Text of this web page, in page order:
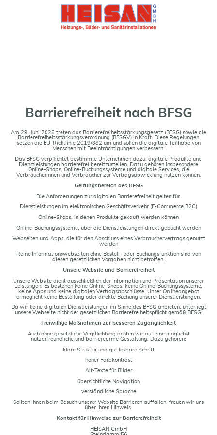
Barrierefreiheit nach BFSG
Am 29. Juni 2025 treten das Barrierefreiheitsstärkungsgesetz (BFSG) sowie die
Barrierefreiheitsstärkungsverordnung (BFSGV) in Kraft. Diese Regelungen
setzen die EU-Richtlinie 2019/882 um und sollen die digitale Teilhabe von
Menschen mit Beeinträchtigungen verbessern.
Das BFSG verpflichtet bestimmte Unternehmen dazu, digitale Produkte und
Dienstleistungen barrierefrei bereitzustellen. Dazu gehören insbesondere
Online-Shops, Online-Buchungssysteme und digitale Services, die
Verbraucherinnen und Verbraucher zur Vertragsabwicklung nutzen können.
Geltungsbereich des BFSG
Die Anforderungen zur digitalen Barrierefreiheit gelten für:
Dienstleistungen im elektronischen Geschäftsverkehr (E-Commerce B2C)
Online-Shops, in denen Produkte gekauft werden können
Online-Buchungssysteme, über die Dienstleistungen direkt gebucht werden
Webseiten und Apps, die für den Abschluss eines Verbrauchervertrags genutzt
werden
Reine Informationswebseiten ohne Bestell- oder Buchungsfunktion sind von
diesen gesetzlichen Vorgaben nicht betroffen.
Unsere Website und Barrierefreiheit
Unsere Website dient ausschließlich der Information und Präsentation unserer
Leistungen. Es bestehen keine Online-Shops, keine Online-Buchungssysteme,
keine Apps und keine digitalen Vertragsabschlüsse. Unser Onlineangebot
ermöglicht keine Bestellung oder direkte Buchung unserer Dienstleistungen.
Da wir keine digitalen Dienstleistungen im Sinne des BFSG anbieten, unterliegt
unsere Webseite nicht der gesetzlichen Barrierefreiheitspflicht gemäß BFSG.
Freiwillige Maßnahmen zur besseren Zugänglichkeit
Auch ohne gesetzliche Verpflichtung achten wir auf eine möglichst
nutzerfreundliche und barrierearme Gestaltung. Dazu gehören:
klare Struktur und gut lesbare Schrift
hoher Farbkontrast
Alt-Texte für Bilder
übersichtliche Navigation
verständliche Sprache
Sollten Ihnen beim Besuch unserer Website Barrieren auffallen, freuen wir uns
über Ihren Hinweis.
Kontakt für Hinweise zur Barrierefreiheit
HEISAN GmbH